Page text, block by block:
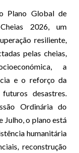
Plano Global de
2026, um
resiliente,
pelas cheias,
a
e o reforço da
desastres.
Ordinária do
Julho, o plano está
humanitária
reconstrução